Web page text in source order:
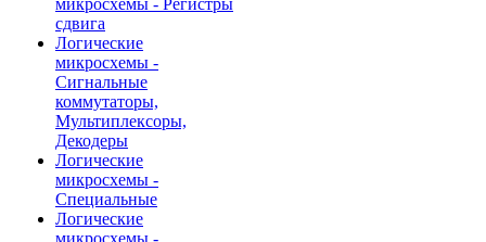
микросхемы - Регистры
сдвига
Логические
микросхемы -
Сигнальные
коммутаторы,
Мультиплексоры,
Декодеры
Логические
микросхемы -
Специальные
Логические
микросхемы -